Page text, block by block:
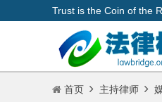
Trust is the Coin of the
首页 主持律师